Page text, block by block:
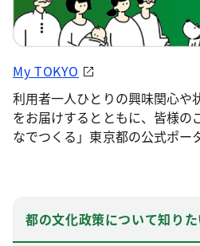
My TOKYO
利用者一人ひとりの興味関心や
をお届けするとともに、皆様の
なでつくる」東京都の公式ポー
都の文化政策について知りた